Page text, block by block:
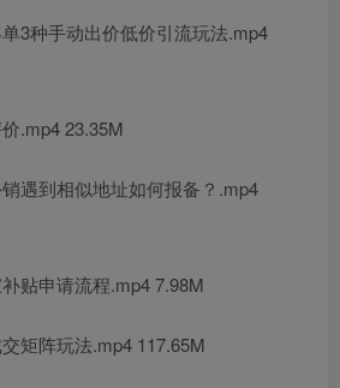
3种手动出价低价引流玩法.mp4
.mp4 23.35M
遇到相似地址如何报备？.mp4
贴申请流程.mp4 7.98M
矩阵玩法.mp4 117.65M